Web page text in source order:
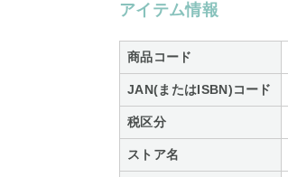
アイテム情報
商品コード
JAN(またはISBN)コード
税区分
ストア名